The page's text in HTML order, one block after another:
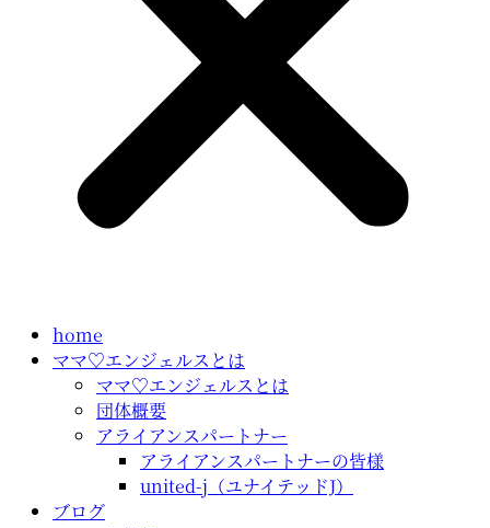
home
ママ♡エンジェルスとは
ママ♡エンジェルスとは
団体概要
アライアンスパートナー
アライアンスパートナーの皆様
united-j（ユナイテッドJ）
ブログ